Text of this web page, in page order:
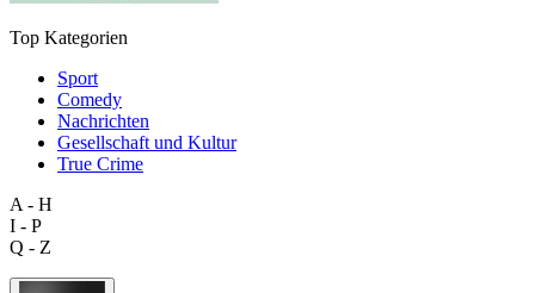
Top Kategorien
Sport
Comedy
Nachrichten
Gesellschaft und Kultur
True Crime
A - H
I - P
Q - Z